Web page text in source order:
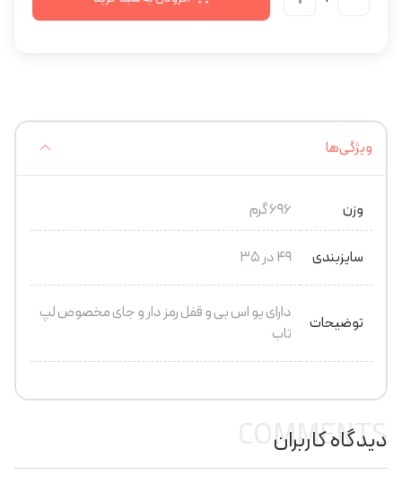
ویژگی‌ها
وزن 696 گرم
سایزبندی 49 در 35
توضیحات
دارای یو اس بی و قفل رمز دار و جای مخصوص لپ
تاب
دیدگاه کاربران
COMMENTS